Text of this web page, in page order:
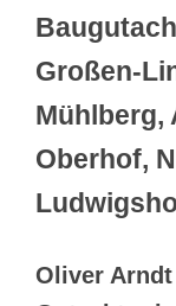
Großen-
Mühlberg,
Oberhof,
Oliver